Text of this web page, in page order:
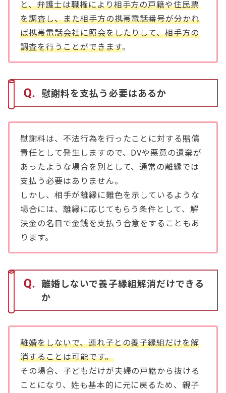
と、弁護士は職権により相手方の戸籍や住民票
を調査し、また相手方の携帯電話番号が分かれ
ば携帯電話会社に照会をしたりして、相手方の
調査を行うことができます。
慰謝料を支払う必要はあるか
慰謝料は、不法行為を行ったことに対する賠償
責任として発生しますので、DVや悪意の遺棄が
あったような場合を別として、通常の離縁では
支払う必要はありません。
しかし、相手が離縁に難色を示しているような
場合には、離縁に応じてもらう条件として、解
決金の名目で金銭を支払う合意をすることもあ
ります。
離婚しないで養子縁組解消だけできる
か
離婚をしないで、連れ子との養子縁組だけを解
消することは可能です。
その場合、子どもだけが夫婦の戸籍から抜ける
ことになり、姓も基本的に元に戻るため、親子